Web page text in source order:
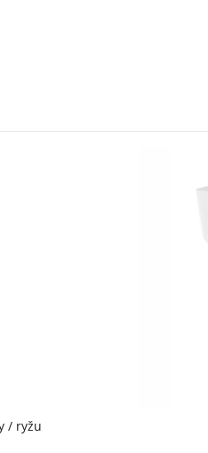
/ ryžu